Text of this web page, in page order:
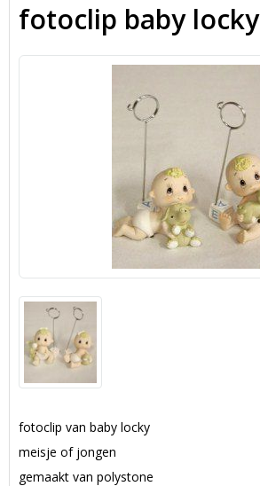
fotoclip baby locky
fotoclip van baby locky
meisje of jongen
gemaakt van polystone